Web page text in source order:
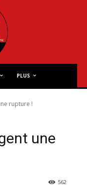
PLUS
rupture !
une
562